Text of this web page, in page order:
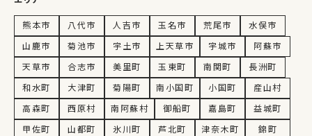
熊本市 八代市 人吉市 玉名市 荒尾市
水俣市
山鹿市
菊池市 宇土市 上天草市 宇城市
阿蘇市
天草市
合志市 美里町 玉東町 南関町
長洲町
和水町
大津町 菊陽町 南小国町 小国町
産山村
高森町
西原村 南阿蘇村 御船町 嘉島町
益城町
甲佐町
山都町 氷川町 芦北町 津奈木町
錦町